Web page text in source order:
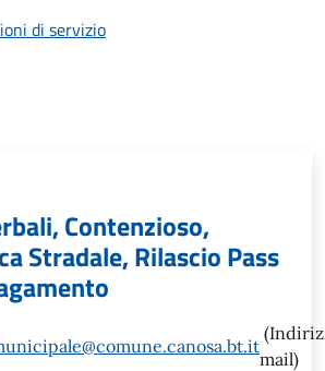
di servizio
Contenzioso,
Stradale, Rilascio Pass
mail)